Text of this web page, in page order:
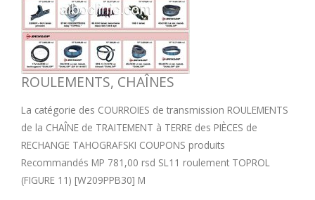
ROULEMENTS, CHAÎNES
La catégorie des COURROIES de transmission ROULEMENTS
de la CHAÎNE de TRAITEMENT à TERRE des PIÈCES de
RECHANGE TAHOGRAFSKI COUPONS produits
Recommandés MP 781,00 rsd SL11 roulement TOPROL
(FIGURE 11) [W209PPB30] M